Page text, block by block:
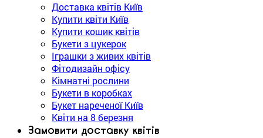
Доставка квітів Київ
Купити квіти Київ
Купити кошик квітів
Букети з цукерок
Іграшки з живих квітів
Фітодизайн офісу
Кімнатні рослини
Букети в коробках
Букет нареченої Київ
Квіти на 8 березня
Замовити доставку квітів